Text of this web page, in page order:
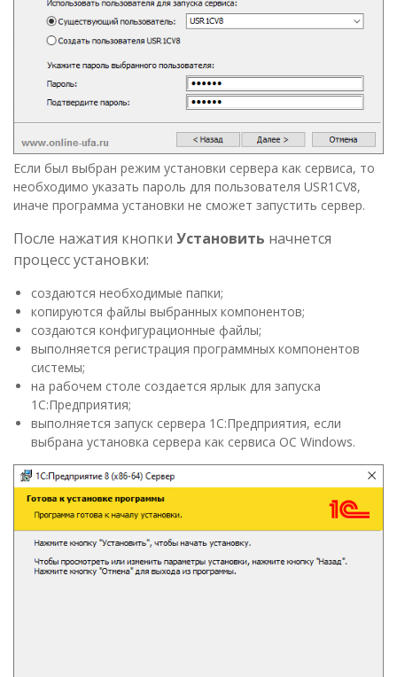
Если был выбран режим установки сервера как сервиса, то
необходимо указать пароль для пользователя USR1CV8,
иначе программа установки не сможет запустить сервер.
После нажатия кнопки Установить начнется
процесс установки:
создаются необходимые папки;
копируются файлы выбранных компонентов;
создаются конфигурационные файлы;
выполняется регистрация программных компонентов
системы;
на рабочем столе создается ярлык для запуска
1С:Предприятия;
выполняется запуск сервера 1С:Предприятия, если
выбрана установка сервера как сервиса ОС Windows.